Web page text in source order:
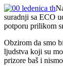
suradnji sa ECO
potporu prilikom
Obzirom da smo
ljudstva koji su
prizore baš i